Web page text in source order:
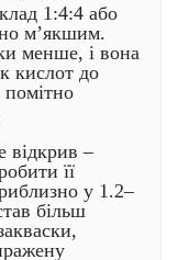
1:4:4 або
м’якшим.
менше, і вона
кислот до
відкрив –
її
у 1.2–
більш